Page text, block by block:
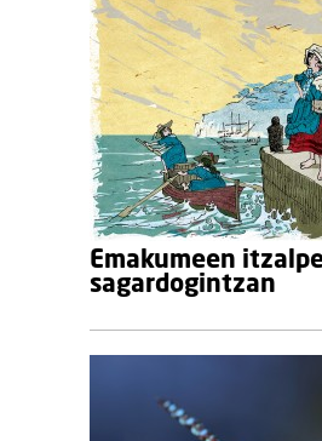
Emakumeen
sagardogintzan